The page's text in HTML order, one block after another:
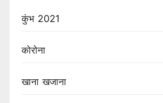
कुंभ 2021
कोरोना
खाना खजाना